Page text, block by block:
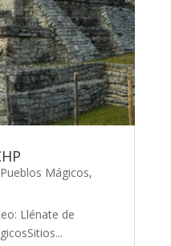
Pueblos Mágicos,
Llénate de